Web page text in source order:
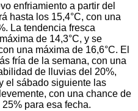
enfriamiento a partir del
hasta los 15,4°C, con una
La tendencia fresca
de 14,3°C, y se
una máxima de 16,6°C. El
fría de la semana, con una
de lluvias del 20%,
el sábado siguiente las
con una chance de
para esa fecha.